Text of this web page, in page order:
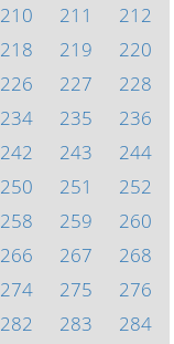
210 211
212
218 219
220
226 227
228
234 235
236
242 243
244
250 251
252
258 259
260
266 267
268
274 275
276
282 283
284